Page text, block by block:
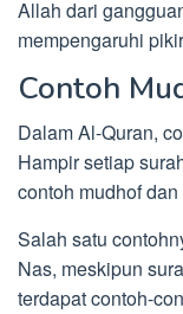
Allah dari
mempengaruhi
Contoh
Dalam Al-Quran,
Hampir setiap
contoh mudhof
Salah satu
Nas, meskipun
terdapat contoh-